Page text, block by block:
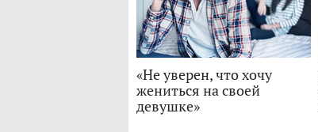
«Не уверен, что хочу
жениться на своей
девушке»